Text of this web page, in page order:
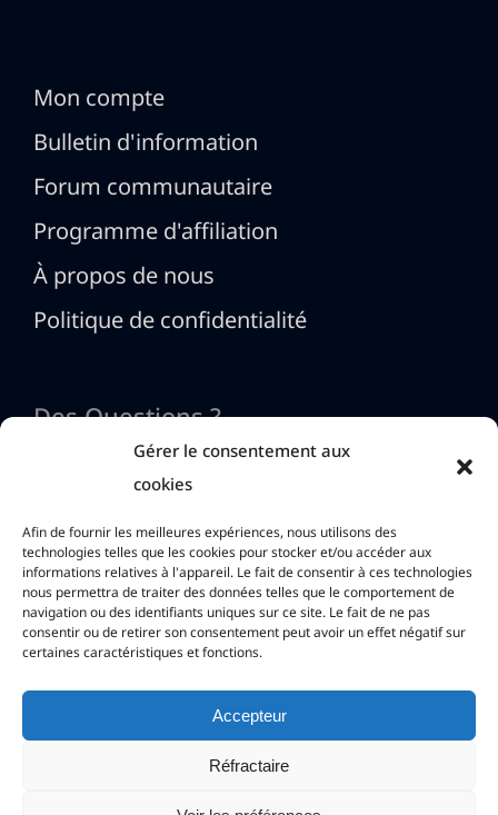
Gérer le consentement aux
cookies
Afin de fournir les meilleures expériences, nous utilisons des
technologies telles que les cookies pour stocker et/ou accéder aux
informations relatives à l'appareil. Le fait de consentir à ces technologies
nous permettra de traiter des données telles que le comportement de
navigation ou des identifiants uniques sur ce site. Le fait de ne pas
consentir ou de retirer son consentement peut avoir un effet négatif sur
certaines caractéristiques et fonctions.
Accepteur
Réfractaire
Mon compte
Bulletin d'information
Forum communautaire
Programme d'affiliation
À propos de nous
Politique de confidentialité
Des Questions ?
Nous contacter
info@htmlexe.com
Copyright © G.D.G. Software 2026. Tous